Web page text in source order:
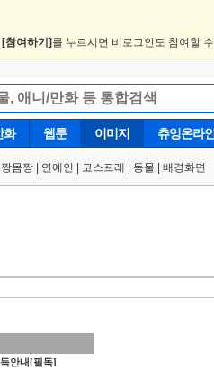
[참여하기] 를 누르시면 비로그인도 참여할
화 웹툰 이미지 츄잉온라인
몸짱 연예인 코스프레 동물 배경화면
안내[필독]